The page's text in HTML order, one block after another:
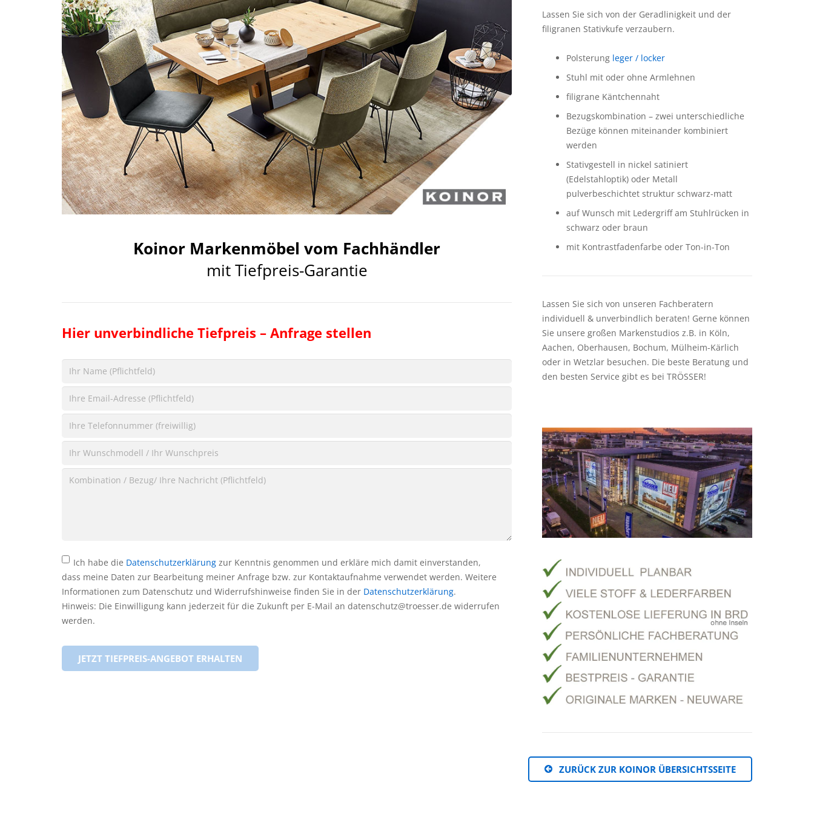
Koinor Markenmöbel vom Fachhändler
mit Tiefpreis-Garantie
Hier unverbindliche Tiefpreis – Anfrage stellen
Ich habe die Datenschutzerklärung zur Kenntnis genommen und erkläre mich damit einverstanden,
dass meine Daten zur Bearbeitung meiner Anfrage bzw. zur Kontaktaufnahme verwendet werden. Weitere
Informationen zum Datenschutz und Widerrufshinweise finden Sie in der Datenschutzerklärung.
Hinweis: Die Einwilligung kann jederzeit für die Zukunft per E-Mail an datenschutz@troesser.de widerrufen
werden.
Lassen Sie sich von der Geradlinigkeit und der
filigranen Stativkufe verzaubern.
Polsterung leger / locker
Stuhl mit oder ohne Armlehnen
filigrane Käntchennaht
Bezugskombination – zwei unterschiedliche
Bezüge können miteinander kombiniert
werden
Stativgestell in nickel satiniert
(Edelstahloptik) oder Metall
pulverbeschichtet struktur schwarz-matt
auf Wunsch mit Ledergriff am Stuhlrücken in
schwarz oder braun
mit Kontrastfadenfarbe oder Ton-in-Ton
Lassen Sie sich von unseren Fachberatern
individuell & unverbindlich beraten! Gerne können
Sie unsere großen Markenstudios z.B. in Köln,
Aachen, Oberhausen, Bochum, Mülheim-Kärlich
oder in Wetzlar besuchen. Die beste Beratung und
den besten Service gibt es bei TRÖSSER!
ZURÜCK ZUR KOINOR ÜBERSICHTSSEITE